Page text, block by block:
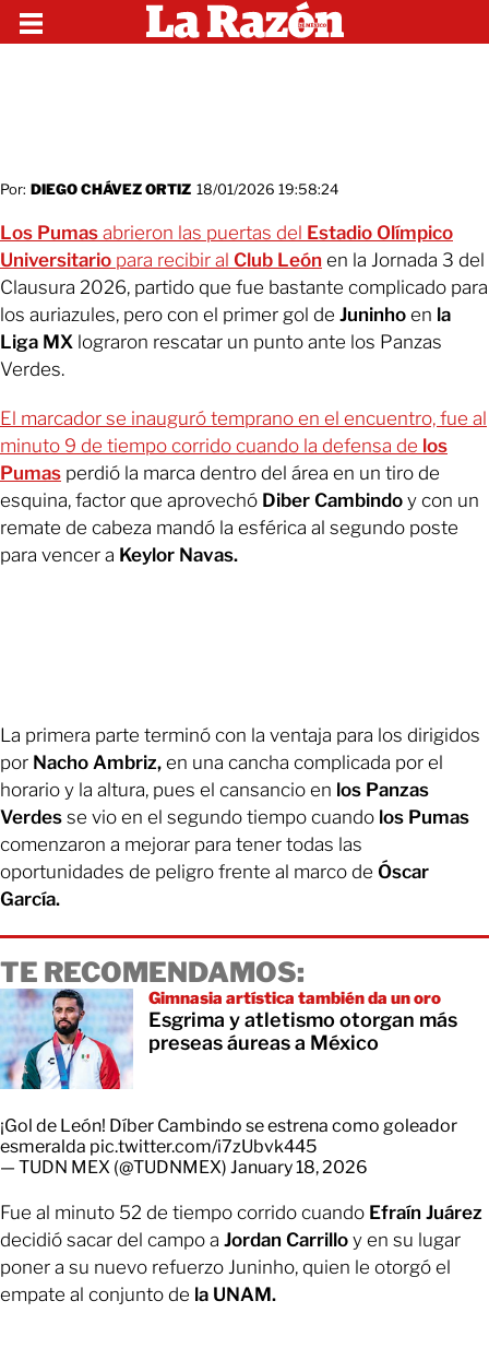
Por: DIEGO CHÁVEZ ORTIZ 18/01/2026 19:58:24
Los Pumas abrieron las puertas del Estadio Olímpico
Universitario para recibir al Club León en la Jornada 3 del
Clausura 2026, partido que fue bastante complicado para
los auriazules, pero con el primer gol de Juninho en la
Liga MX lograron rescatar un punto ante los Panzas
Verdes.
El marcador se inauguró temprano en el encuentro, fue al
minuto 9 de tiempo corrido cuando la defensa de los
Pumas perdió la marca dentro del área en un tiro de
esquina, factor que aprovechó Diber Cambindo y con un
remate de cabeza mandó la esférica al segundo poste
para vencer a Keylor Navas.
La primera parte terminó con la ventaja para los dirigidos
por Nacho Ambriz, en una cancha complicada por el
horario y la altura, pues el cansancio en los Panzas
Verdes se vio en el segundo tiempo cuando los Pumas
comenzaron a mejorar para tener todas las
oportunidades de peligro frente al marco de Óscar
García.
TE RECOMENDAMOS:
Gimnasia artística también da un oro
Esgrima y atletismo otorgan más
preseas áureas a México
¡Gol de León! Díber Cambindo se estrena como goleador
esmeralda pic.twitter.com/i7zUbvk445
— TUDN MEX (@TUDNMEX) January 18, 2026
Fue al minuto 52 de tiempo corrido cuando Efraín Juárez
decidió sacar del campo a Jordan Carrillo y en su lugar
poner a su nuevo refuerzo Juninho, quien le otorgó el
empate al conjunto de la UNAM.